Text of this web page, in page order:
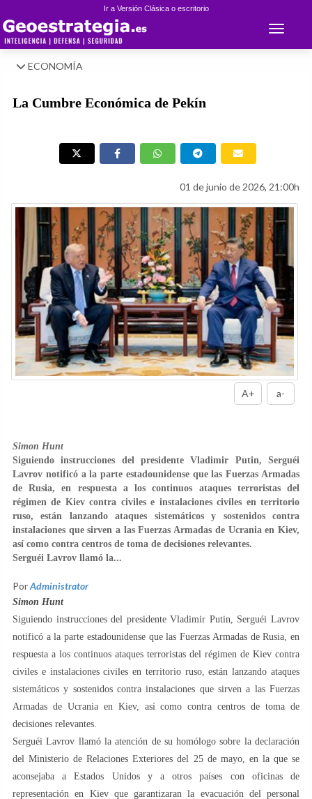
Ir a Versión Clásica o escritorio
Toggle
ECONOMÍA
La Cumbre Económica de Pekín
01 de junio de 2026, 21:00h
A+ a-
Simon Hunt
Siguiendo instrucciones del presidente Vladimir Putin, Serguéi
Lavrov notificó a la parte estadounidense que las Fuerzas Armadas
de Rusia, en respuesta a los continuos ataques terroristas del
régimen de Kiev contra civiles e instalaciones civiles en territorio
ruso, están lanzando ataques sistemáticos y sostenidos contra
instalaciones que sirven a las Fuerzas Armadas de Ucrania en Kiev,
así como contra centros de toma de decisiones relevantes.
Serguéi Lavrov llamó la...
PorAdministrator
Simon Hunt
Siguiendo instrucciones del presidente Vladimir Putin, Serguéi Lavrov
notificó a la parte estadounidense que las Fuerzas Armadas de Rusia, en
respuesta a los continuos ataques terroristas del régimen de Kiev contra
civiles e instalaciones civiles en territorio ruso, están lanzando ataques
sistemáticos y sostenidos contra instalaciones que sirven a las Fuerzas
Armadas de Ucrania en Kiev, así como contra centros de toma de
decisiones relevantes.
Serguéi Lavrov llamó la atención de su homólogo sobre la declaración
del Ministerio de Relaciones Exteriores del 25 de mayo, en la que se
aconsejaba a Estados Unidos y a otros países con oficinas de
representación en Kiev que garantizaran la evacuación del personal